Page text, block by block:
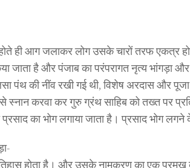
होते ही आग जलाकर लोग उसके चारों तरफ
जाता है और पंजाब का परंपरागत नृत्य भांगड़ा
पंथ की नींव रखी गई थी, विशेष अरदास और
करवा कर गुरु ग्रंथ साहिब को तख्त पर
का भोग लगाया जाता है। प्रसाद भोग
होता है। और उसके नामकरण का एक